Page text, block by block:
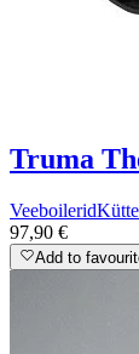
Truma
Veeboilerid
97,90 €
Add to